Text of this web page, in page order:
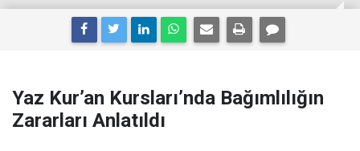
Yaz Kur’an Kursları’nda Bağımlılığın
Zararları Anlatıldı